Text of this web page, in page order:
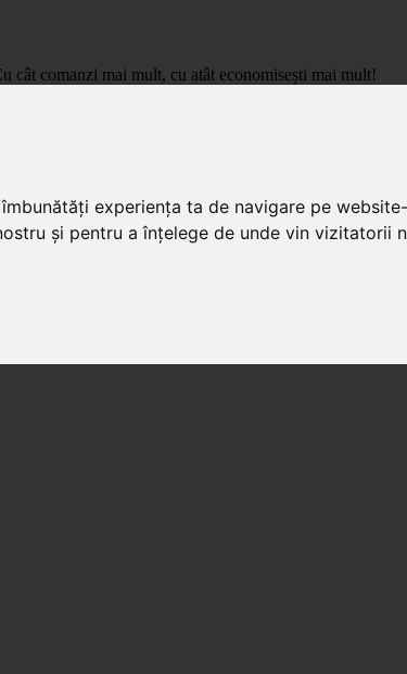
experiența ta de navigare pe
și pentru a înțelege de unde vin vizitatorii
cât comanzi mai mult, cu atât economisești mai mult!
cu livrare in toata Romania.